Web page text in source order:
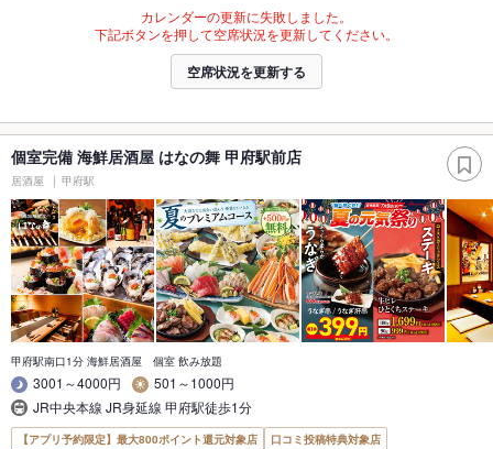
カレンダーの更新に失敗しました。
下記ボタンを押して空席状況を更新してください。
空席状況を更新する
個室完備 海鮮居酒屋 はなの舞 甲府駅前店
居酒屋 甲府駅
甲府駅南口1分 海鮮居酒屋 個室 飲み放題
3001～4000円
501～1000円
JR中央本線 JR身延線 甲府駅徒歩1分
【アプリ予約限定】最大800ポイント還元対象店
口コミ投稿特典対象店